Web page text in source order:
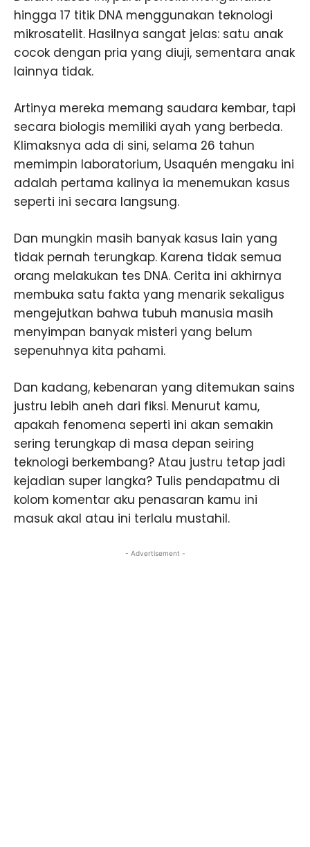
hingga 17 titik DNA menggunakan teknologi
mikrosatelit. Hasilnya sangat jelas: satu anak
cocok dengan pria yang diuji, sementara anak
lainnya tidak.
Artinya mereka memang saudara kembar, tapi
secara biologis memiliki ayah yang berbeda.
Klimaksnya ada di sini, selama 26 tahun
memimpin laboratorium, Usaquén mengaku ini
adalah pertama kalinya ia menemukan kasus
seperti ini secara langsung.
Dan mungkin masih banyak kasus lain yang
tidak pernah terungkap. Karena tidak semua
orang melakukan tes DNA. Cerita ini akhirnya
membuka satu fakta yang menarik sekaligus
mengejutkan bahwa tubuh manusia masih
menyimpan banyak misteri yang belum
sepenuhnya kita pahami.
Dan kadang, kebenaran yang ditemukan sains
justru lebih aneh dari fiksi. Menurut kamu,
apakah fenomena seperti ini akan semakin
sering terungkap di masa depan seiring
teknologi berkembang? Atau justru tetap jadi
kejadian super langka? Tulis pendapatmu di
kolom komentar aku penasaran kamu ini
masuk akal atau ini terlalu mustahil.
- Advertisement -